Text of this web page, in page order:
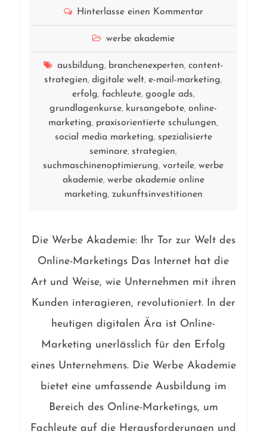
Hinterlasse einen Kommentar
werbe akademie
ausbildung, branchenexperten, content-
strategien,digitale welt,e-mail-marketing,
erfolg, fachleute, google ads,
grundlagenkurse, kursangebote,online-
marketing, praxisorientierte schulungen,
social media marketing, spezialisierte
seminare, strategien,
suchmaschinenoptimierung,vorteile,werbe
akademie, werbe akademie online
marketing, zukunftsinvestitionen
Die Werbe Akademie: Ihr Tor zur Welt des
Online-Marketings Das Internet hat die
Art und Weise, wie Unternehmen mit ihren
Kunden interagieren, revolutioniert. In der
heutigen digitalen Ära ist Online-
Marketing unerlässlich für den Erfolg
eines Unternehmens. Die Werbe Akademie
bietet eine umfassende Ausbildung im
Bereich des Online-Marketings, um
Fachleute auf die Herausforderungen und